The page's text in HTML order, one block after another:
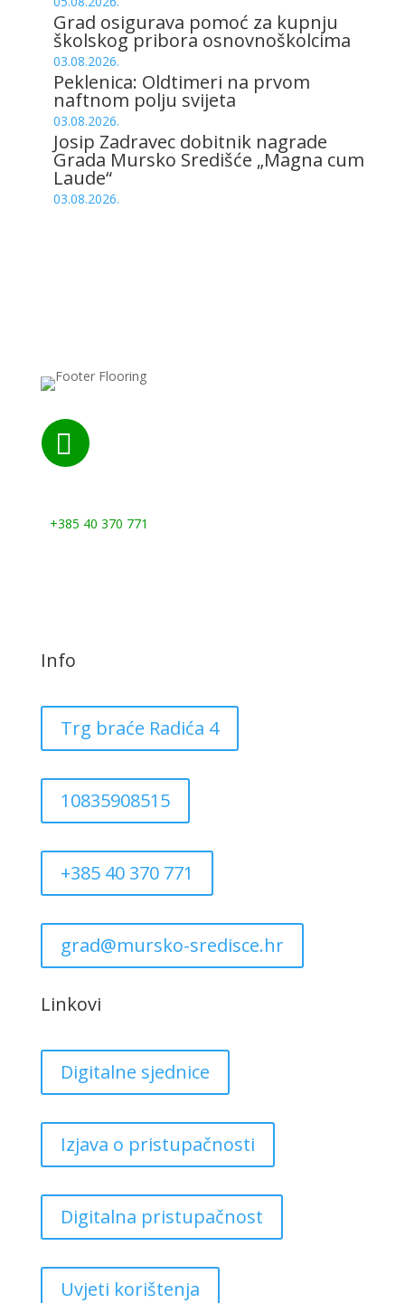
Grad osigurava pomoć za kupnju
školskog pribora osnovnoškolcima
03.08.2026.
Peklenica: Oldtimeri na prvom
naftnom polju svijeta
03.08.2026.
Josip Zadravec dobitnik nagrade
Grada Mursko Središće „Magna cum
Laude“
03.08.2026.

+385 40 370 771
Info
Trg braće Radića 4
10835908515
+385 40 370 771
grad@mursko-sredisce.hr
Linkovi
Digitalne sjednice
Izjava o pristupačnosti
Digitalna pristupačnost
Uvjeti korištenja